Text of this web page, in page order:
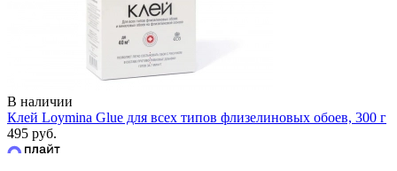
В наличии
Клей Loymina Glue для всех типов флизелиновых обоев, 300 г
495 руб.